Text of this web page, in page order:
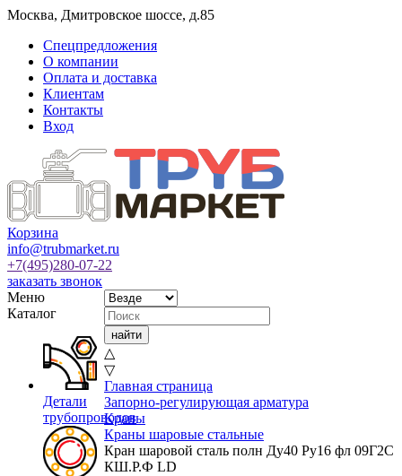
Москва, Дмитровское шоссе, д.85
Спецпредложения
О компании
Оплата и доставка
Клиентам
Контакты
Вход
Корзина
info@trubmarket.ru
+7(495)280-07-22
заказать звонок
Меню
Каталог
Детали
трубопроводов
△
▽
Главная страница
Запорно-регулирующая арматура
Краны
Краны шаровые стальные
Кран шаровой сталь полн Ду40 Ру16 фл 09Г2С
КШ.Р.Ф LD